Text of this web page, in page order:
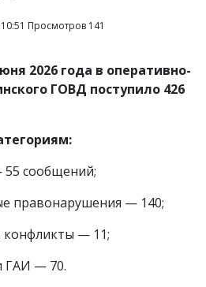
Просмотров 141
2026 года в оперативно-
ГОВД поступило 426
сообщений;
правонарушения — 140;
— 11;
ГАИ — 70.